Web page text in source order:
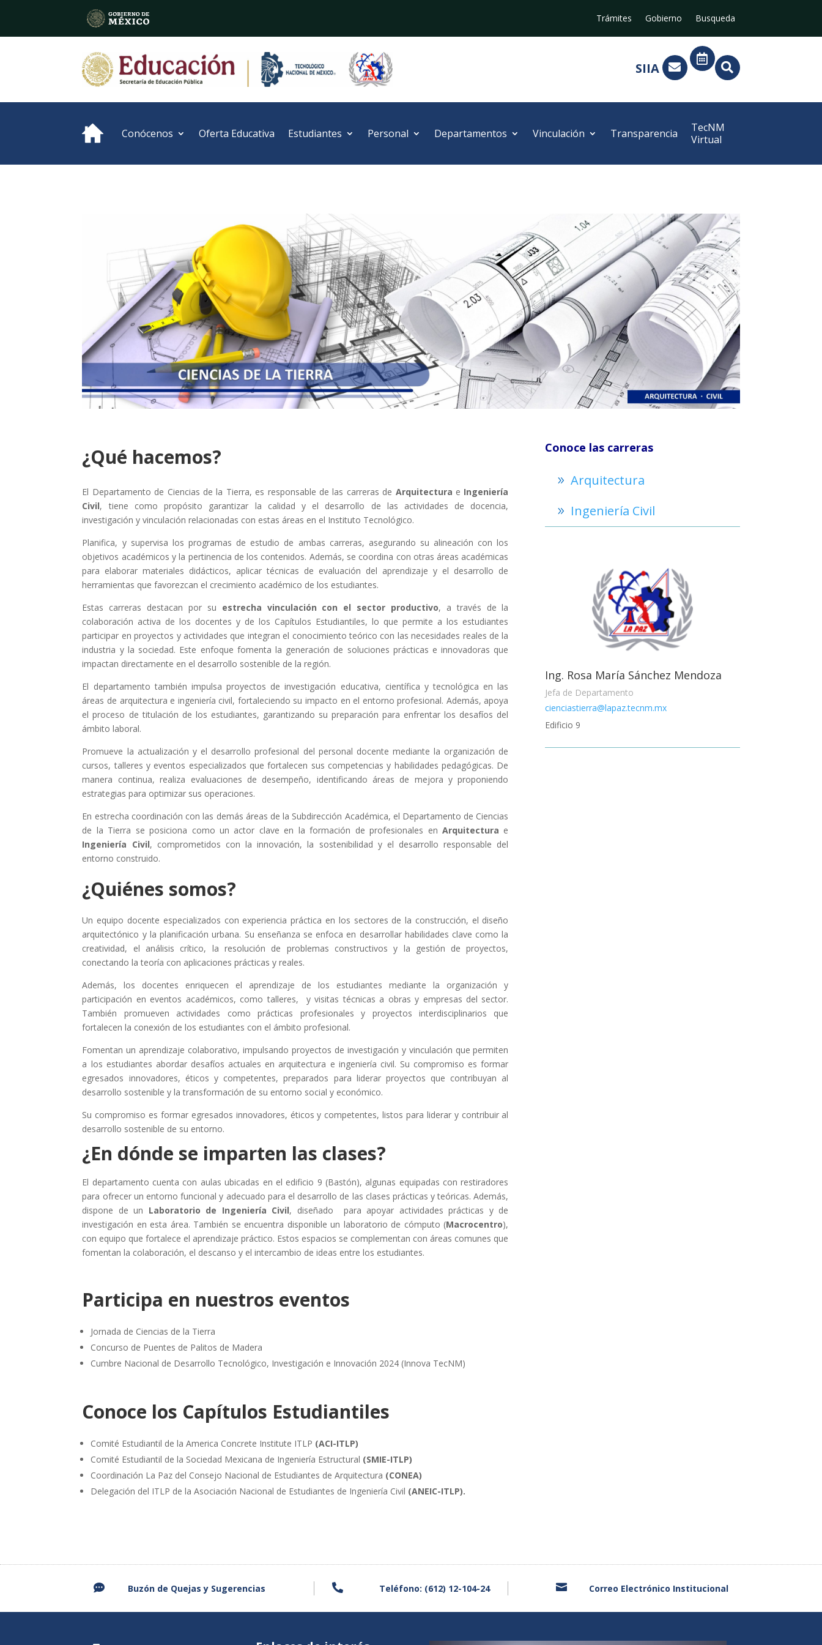
Trámites Gobierno Busqueda
SIIA 


Conócenos Oferta Educativa Estudiantes Personal Departamentos Vinculación Transparencia
TecNM
Virtual
¿Qué hacemos?
El Departamento de Ciencias de la Tierra, es responsable de las carreras de Arquitectura e Ingeniería
Civil, tiene como propósito garantizar la calidad y el desarrollo de las actividades de docencia,
investigación y vinculación relacionadas con estas áreas en el Instituto Tecnológico.
Planifica, y supervisa los programas de estudio de ambas carreras, asegurando su alineación con los
objetivos académicos y la pertinencia de los contenidos. Además, se coordina con otras áreas académicas
para elaborar materiales didácticos, aplicar técnicas de evaluación del aprendizaje y el desarrollo de
herramientas que favorezcan el crecimiento académico de los estudiantes.
Estas carreras destacan por su estrecha vinculación con el sector productivo, a través de la
colaboración activa de los docentes y de los Capítulos Estudiantiles, lo que permite a los estudiantes
participar en proyectos y actividades que integran el conocimiento teórico con las necesidades reales de la
industria y la sociedad. Este enfoque fomenta la generación de soluciones prácticas e innovadoras que
impactan directamente en el desarrollo sostenible de la región.
El departamento también impulsa proyectos de investigación educativa, científica y tecnológica en las
áreas de arquitectura e ingeniería civil, fortaleciendo su impacto en el entorno profesional. Además, apoya
el proceso de titulación de los estudiantes, garantizando su preparación para enfrentar los desafíos del
ámbito laboral.
Promueve la actualización y el desarrollo profesional del personal docente mediante la organización de
cursos, talleres y eventos especializados que fortalecen sus competencias y habilidades pedagógicas. De
manera continua, realiza evaluaciones de desempeño, identificando áreas de mejora y proponiendo
estrategias para optimizar sus operaciones.
En estrecha coordinación con las demás áreas de la Subdirección Académica, el Departamento de Ciencias
de la Tierra se posiciona como un actor clave en la formación de profesionales enArquitectura e
Ingeniería Civil, comprometidos con la innovación, la sostenibilidad y el desarrollo responsable del
entorno construido.
¿Quiénes somos?
Un equipo docente especializados con experiencia práctica en los sectores de la construcción, el diseño
arquitectónico y la planificación urbana. Su enseñanza se enfoca en desarrollar habilidades clave como la
creatividad, el análisis crítico, la resolución de problemas constructivos y la gestión de proyectos,
conectando la teoría con aplicaciones prácticas y reales.
Además, los docentes enriquecen el aprendizaje de los estudiantes mediante la organización y
participación en eventos académicos, como talleres, y visitas técnicas a obras y empresas del sector.
También promueven actividades como prácticas profesionales y proyectos interdisciplinarios que
fortalecen la conexión de los estudiantes con el ámbito profesional.
Fomentan un aprendizaje colaborativo, impulsando proyectos de investigación y vinculación que permiten
a los estudiantes abordar desafíos actuales en arquitectura e ingeniería civil. Su compromiso es formar
egresados innovadores, éticos y competentes, preparados para liderar proyectos que contribuyan al
desarrollo sostenible y la transformación de su entorno social y económico.
Su compromiso es formar egresados innovadores, éticos y competentes, listos para liderar y contribuir al
desarrollo sostenible de su entorno.
¿En dónde se imparten las clases?
El departamento cuenta con aulas ubicadas en el edificio 9 (Bastón), algunas equipadas con restiradores
para ofrecer un entorno funcional y adecuado para el desarrollo de las clases prácticas y teóricas. Además,
dispone de un Laboratorio de Ingeniería Civil, diseñado para apoyar actividades prácticas y de
investigación en esta área. También se encuentra disponible un laboratorio de cómputo (Macrocentro),
con equipo que fortalece el aprendizaje práctico. Estos espacios se complementan con áreas comunes que
fomentan la colaboración, el descanso y el intercambio de ideas entre los estudiantes.
Participa en nuestros eventos
Jornada de Ciencias de la Tierra
Concurso de Puentes de Palitos de Madera
Cumbre Nacional de Desarrollo Tecnológico, Investigación e Innovación 2024 (Innova TecNM)
Conoce los Capítulos Estudiantiles
Comité Estudiantil de la America Concrete Institute ITLP (ACI-ITLP)
Comité Estudiantil de la Sociedad Mexicana de Ingeniería Estructural (SMIE-ITLP)
Coordinación La Paz del Consejo Nacional de Estudiantes de Arquitectura (CONEA)
Delegación del ITLP de la Asociación Nacional de Estudiantes de Ingeniería Civil (ANEIC-ITLP).
Conoce las carreras
Arquitectura
Ingeniería Civil
Ing. Rosa María Sánchez Mendoza
Jefa de Departamento
cienciastierra@lapaz.tecnm.mx
Edificio 9
 Buzón de Quejas y Sugerencias  Teléfono: (612) 12-104-24  Correo Electrónico Institucional